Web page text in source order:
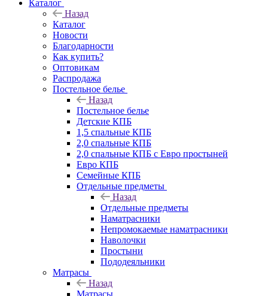
Каталог
Назад
Каталог
Новости
Благодарности
Как купить?
Оптовикам
Распродажа
Постельное белье
Назад
Постельное белье
Детские КПБ
1,5 спальные КПБ
2,0 спальные КПБ
2,0 спальные КПБ с Евро простыней
Евро КПБ
Семейные КПБ
Отдельные предметы
Назад
Отдельные предметы
Наматрасники
Непромокаемые наматрасники
Наволочки
Простыни
Пододеяльники
Матрасы
Назад
Матрасы